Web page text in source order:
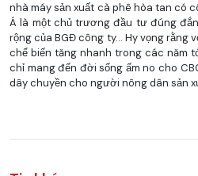
nhà máy sản xuất cà phê hòa tan có
Á là một chủ trương đầu tư đúng
rộng của BGĐ công ty… Hy vọng rằng
chế biến tăng nhanh trong các năm
chỉ mang đến đời sống ấm no cho
dây chuyền cho người nông dân sản